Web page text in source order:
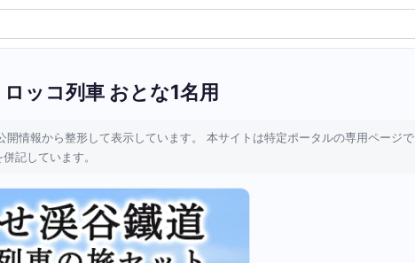
ッコ列車 おとな1名用
開情報から整形して表示しています。 本サイトは特定ポータルの専用ページで
記しています。